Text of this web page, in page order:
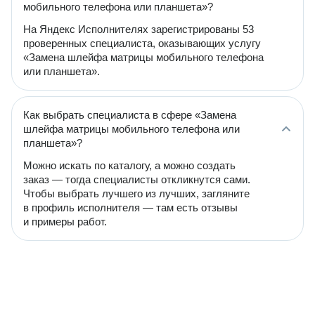
мобильного телефона или планшета»?
На Яндекс Исполнителях зарегистрированы 53
проверенных специалиста, оказывающих услугу
«Замена шлейфа матрицы мобильного телефона
или планшета».
Как выбрать специалиста в сфере «Замена
шлейфа матрицы мобильного телефона или
планшета»?
Можно искать по каталогу, а можно создать
заказ — тогда специалисты откликнутся сами.
Чтобы выбрать лучшего из лучших, загляните
в профиль исполнителя — там есть отзывы
и примеры работ.